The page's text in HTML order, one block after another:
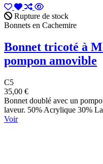
Rupture de stock
Bonnets en Cachemire
Bonnet tricoté à
pompon amovible
C5
35,00 €
Bonnet doublé avec un
laveur. 50% Acrylique 30%
Voir